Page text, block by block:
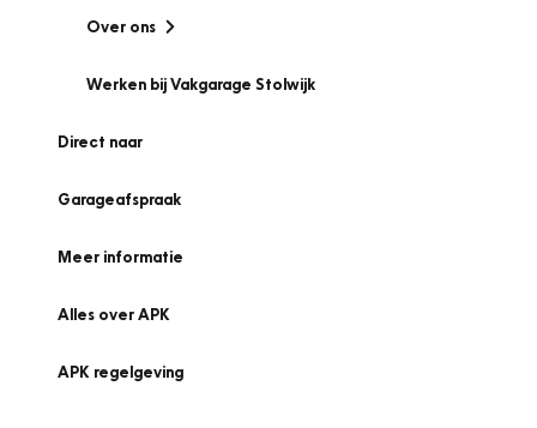
Over ons
Werken bij Vakgarage Stolwijk
Direct naar
Garageafspraak
Meer informatie
Alles over APK
APK regelgeving